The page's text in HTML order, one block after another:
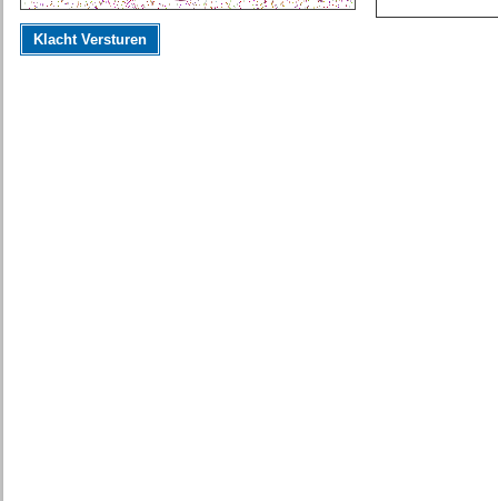
Klacht Versturen